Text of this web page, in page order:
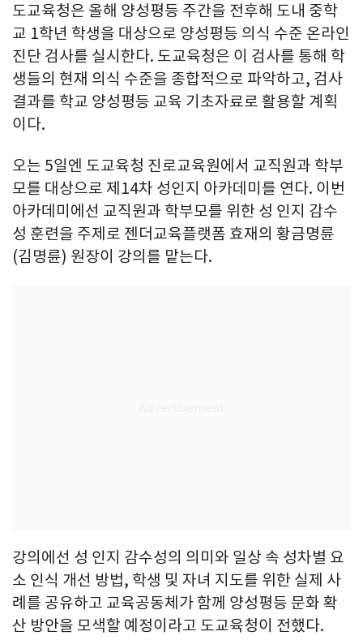
도교육청은 올해 양성평등 주간을 전후해 도내 중학
교 1학년 학생을 대상으로 양성평등 의식 수준 온라인
진단 검사를 실시한다. 도교육청은 이 검사를 통해 학
생들의 현재 의식 수준을 종합적으로 파악하고, 검사
결과를 학교 양성평등 교육 기초자료로 활용할 계획
이다.
오는 5일엔 도교육청 진로교육원에서 교직원과 학부
모를 대상으로 제14차 성인지 아카데미를 연다. 이번
아카데미에선 교직원과 학부모를 위한 성 인지 감수
성 훈련을 주제로 젠더교육플랫폼 효재의 황금명륜
(김명륜) 원장이 강의를 맡는다.
강의에선 성 인지 감수성의 의미와 일상 속 성차별 요
소 인식 개선 방법, 학생 및 자녀 지도를 위한 실제 사
례를 공유하고 교육공동체가 함께 양성평등 문화 확
산 방안을 모색할 예정이라고 도교육청이 전했다.